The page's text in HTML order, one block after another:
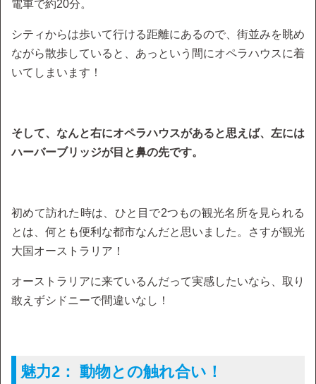
電車で約20分。
シティからは歩いて行ける距離にあるので、街並みを眺め
ながら散歩していると、あっという間にオペラハウスに着
いてしまいます！
そして、なんと右にオペラハウスがあると思えば、左には
ハーバーブリッジが目と鼻の先です。
初めて訪れた時は、ひと目で2つもの観光名所を見られる
とは、何とも便利な都市なんだと思いました。さすが観光
大国オーストラリア！
オーストラリアに来ているんだって実感したいなら、取り
敢えずシドニーで間違いなし！
魅力2： 動物との触れ合い！